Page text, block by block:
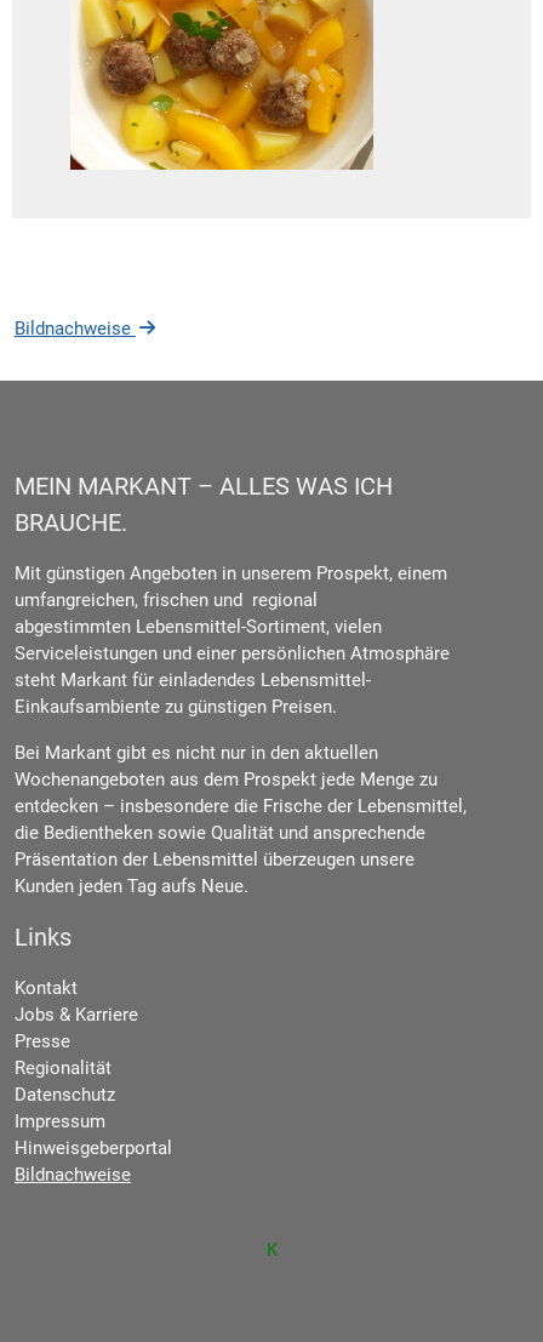
Bildnachweise
MEIN MARKANT – ALLES WAS ICH
BRAUCHE.
Mit günstigen Angeboten in unserem Prospekt, einem
umfangreichen, frischen und regional
abgestimmten Lebensmittel-Sortiment, vielen
Serviceleistungen und einer persönlichen Atmosphäre
steht Markant für einladendes Lebensmittel-
Einkaufsambiente zu günstigen Preisen.
Bei Markant gibt es nicht nur in den aktuellen
Wochenangeboten aus dem Prospekt jede Menge zu
entdecken – insbesondere die Frische der Lebensmittel,
die Bedientheken sowie Qualität und ansprechende
Präsentation der Lebensmittel überzeugen unsere
Kunden jeden Tag aufs Neue.
Links
Kontakt
Jobs & Karriere
Presse
Regionalität
Datenschutz
Impressum
Hinweisgeberportal
Bildnachweise
K